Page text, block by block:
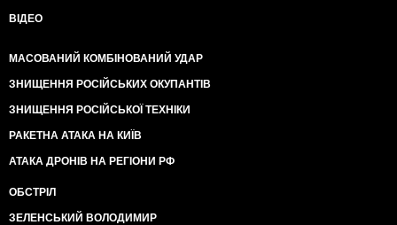
ВІДЕО
МАСОВАНИЙ КОМБІНОВАНИЙ УДАР
ЗНИЩЕННЯ РОСІЙСЬКИХ ОКУПАНТІВ
ЗНИЩЕННЯ РОСІЙСЬКОЇ ТЕХНІКИ
РАКЕТНА АТАКА НА КИЇВ
АТАКА ДРОНІВ НА РЕГІОНИ РФ
ОБСТРІЛ
ЗЕЛЕНСЬКИЙ ВОЛОДИМИР